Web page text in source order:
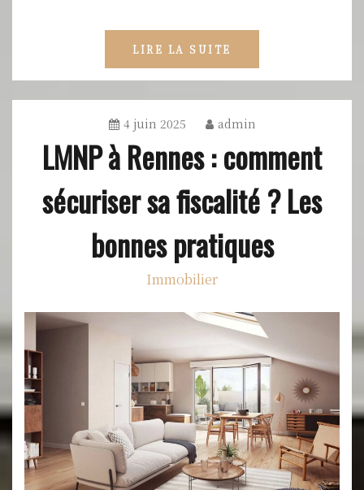
LIRE LA SUITE
4 juin 2025 admin
LMNP à Rennes : comment
sécuriser sa fiscalité ? Les
bonnes pratiques
Immobilier